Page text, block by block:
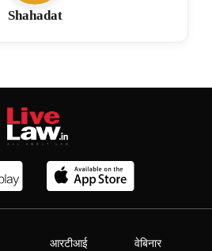
Shahadat
आरटीआई वेबिनार